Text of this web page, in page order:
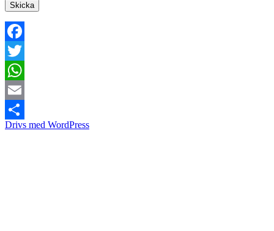
Skicka
Facebook
Twitter
WhatsApp
Email
Dela
Drivs med WordPress